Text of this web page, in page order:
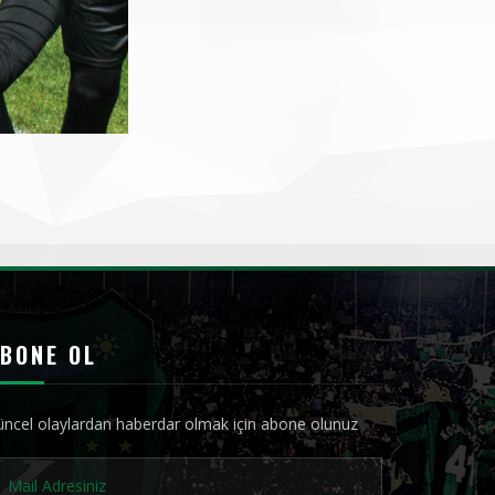
OL
olaylardan haberdar olmak için abone olunuz